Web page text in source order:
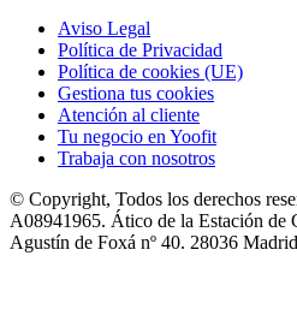
Aviso Legal
Política de Privacidad
Política de cookies (UE)
Gestiona tus cookies
Atención al cliente
Tu negocio en Yoofit
Trabaja con nosotros
© Copyright, Todos los derechos
A08941965. Ático de la Estación de
Agustín de Foxá nº 40. 28036